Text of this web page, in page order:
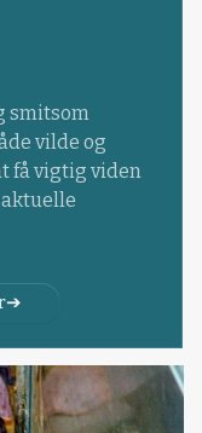
smitsom
vilde og
få vigtig viden